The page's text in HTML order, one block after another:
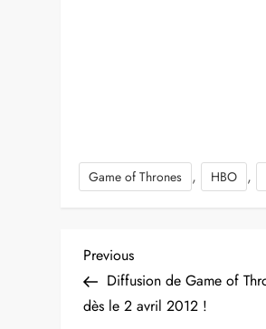
Game of Thrones , HBO ,
N
a
Previous
Post
Previous
Diffusion de Game of
dès le 2 avril 2012 !